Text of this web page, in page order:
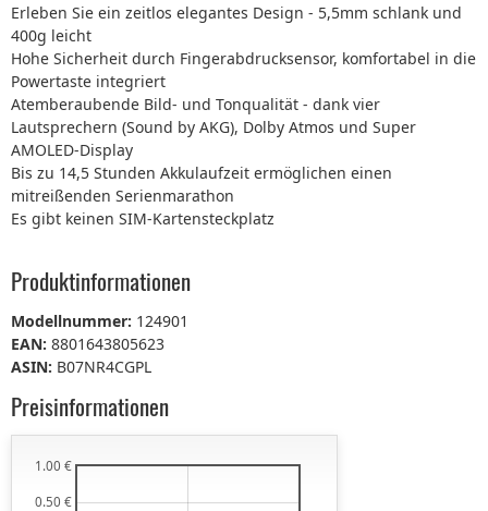
Erleben Sie ein zeitlos elegantes Design - 5,5mm schlank und
400g leicht
Hohe Sicherheit durch Fingerabdrucksensor, komfortabel in die
Powertaste integriert
Atemberaubende Bild- und Tonqualität - dank vier
Lautsprechern (Sound by AKG), Dolby Atmos und Super
AMOLED-Display
Bis zu 14,5 Stunden Akkulaufzeit ermöglichen einen
mitreißenden Serienmarathon
Es gibt keinen SIM-Kartensteckplatz
Produktinformationen
Modellnummer: 124901
EAN: 8801643805623
ASIN: B07NR4CGPL
Preisinformationen
0.50 €
1.00 €